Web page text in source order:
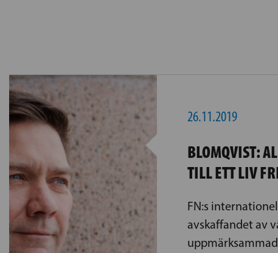
26.11.2019
BLOMQVIST:
TILL ETT LIV
FN:s
avskaffandet av